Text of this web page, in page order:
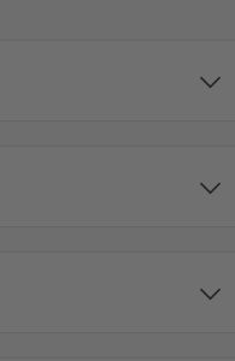
exakt nach Wunsch regulieren.
die Bedienung besonders
Jalousie